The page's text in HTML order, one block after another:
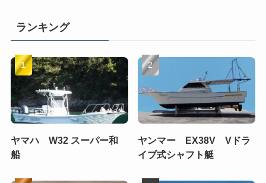
ランキング
ヤマハ W32 スーパー和
船
ヤンマー EX38V Vドラ
イブ式シャフト艇